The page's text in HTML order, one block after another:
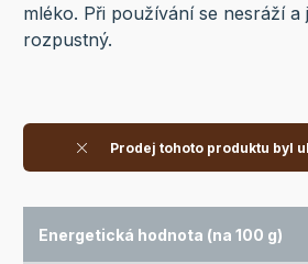
mléko. Při používání se nesráží a
rozpustný.
Prodej tohoto produktu byl
Energetická hodnota (na 100 g)